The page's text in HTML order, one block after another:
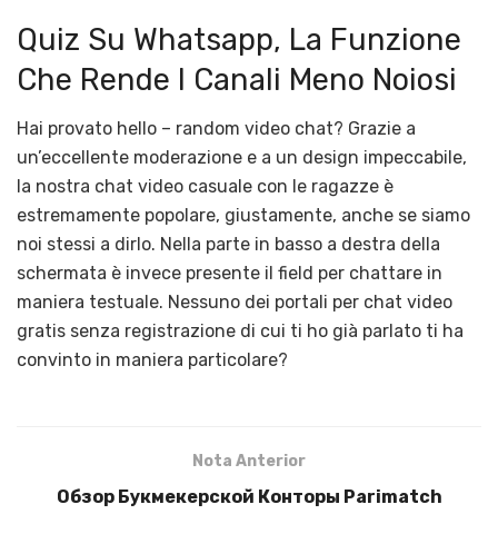
Quiz Su Whatsapp, La Funzione
Che Rende I Canali Meno Noiosi
Hai provato hello – random video chat? Grazie a
un’eccellente moderazione e a un design impeccabile,
la nostra chat video casuale con le ragazze è
estremamente popolare, giustamente, anche se siamo
noi stessi a dirlo. Nella parte in basso a destra della
schermata è invece presente il field per chattare in
maniera testuale. Nessuno dei portali per chat video
gratis senza registrazione di cui ti ho già parlato ti ha
convinto in maniera particolare?
Nota Anterior
Обзор Букмекерской Конторы Parimatch